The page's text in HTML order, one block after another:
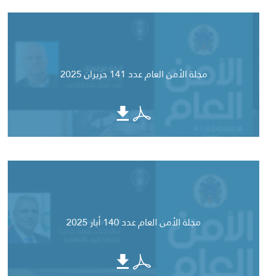
مجلة الأمن العام عدد 141 حزيران 2025
مجلة الأمن العام عدد 140 أيار 2025